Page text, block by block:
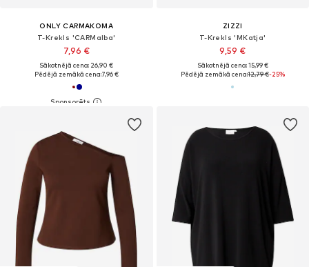
ONLY CARMAKOMA
T-Krekls 'CARMalba'
7,96 €
Sākotnējā cena: 26,90 €
Pēdējā zemākā cena:7,96 €
ZIZZI
T-Krekls 'MKatja'
9,59 €
Sākotnējā cena: 15,99 €
Pēdējā zemākā cena:12,79 €-25%